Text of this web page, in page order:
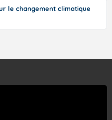
le changement climatique